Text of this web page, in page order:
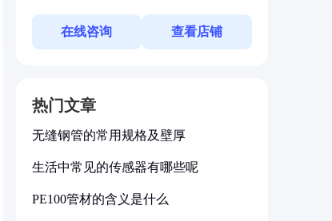
在线咨询 查看店铺
热门文章
无缝钢管的常用规格及壁厚
生活中常见的传感器有哪些呢
PE100管材的含义是什么